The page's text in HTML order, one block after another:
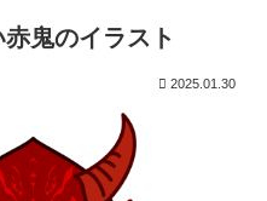
鬼のイラスト
2025.01.30